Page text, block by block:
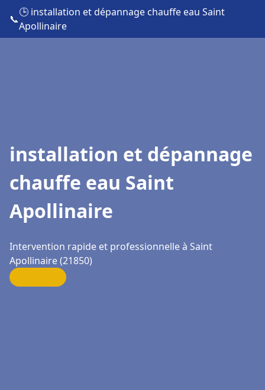
📞
🕒 installation et dépannage chauffe eau Saint
Apollinaire
installation et dépannage
chauffe eau Saint
Apollinaire
Intervention rapide et professionnelle à Saint
Apollinaire (21850)